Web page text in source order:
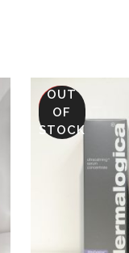
SALE
OUT
OF
STOCK